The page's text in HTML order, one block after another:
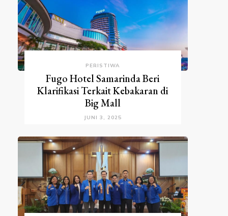
PERISTIWA
Fugo Hotel Samarinda Beri
Klarifikasi Terkait Kebakaran di
Big Mall
JUNI 3, 2025